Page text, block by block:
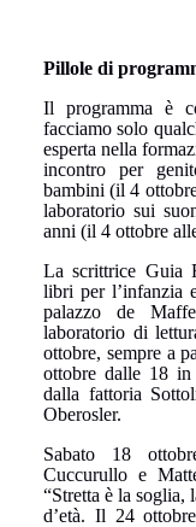
Pillole di
Il programma è
facciamo solo
esperta nella
incontro per
bambini (il 4
laboratorio sui
anni (il 4 ottobre
La scrittrice Guia
libri per l’infanzia
palazzo de
laboratorio di
ottobre, sempre a
ottobre dalle 18
dalla fattoria
Oberosler.
Sabato 18
Cuccurullo e
“Stretta è la soglia,
d’età. Il 24